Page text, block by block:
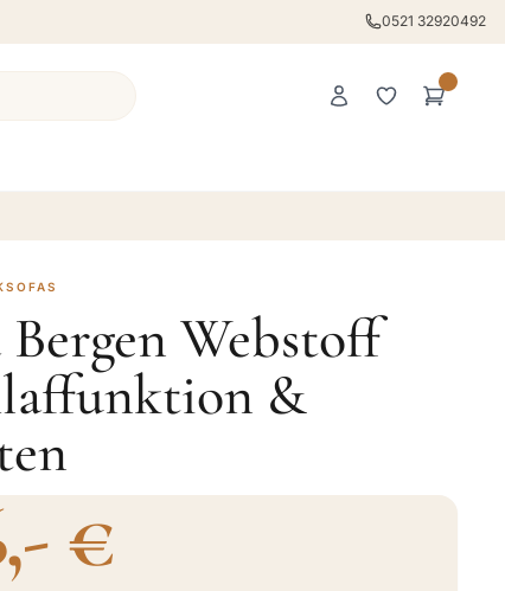
0521 32920492
Bergen Webstoff
&
€